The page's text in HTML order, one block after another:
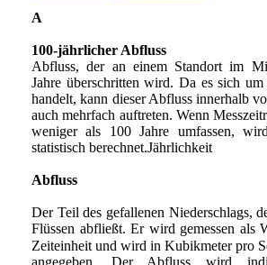
A
100-jährlicher Abfluss
Abfluss, der an einem Standort im
Jahre überschritten wird. Da es sich
handelt, kann dieser Abfluss innerhalb
auch mehrfach auftreten. Wenn
weniger als 100 Jahre umfassen,
statistisch berechnet.Jährlichkeit
Abfluss
Der Teil des gefallenen Niederschlags,
Flüssen abfließt. Er wird gemessen als
Zeiteinheit und wird in Kubikmeter pro
angegeben. Der Abfluss wird